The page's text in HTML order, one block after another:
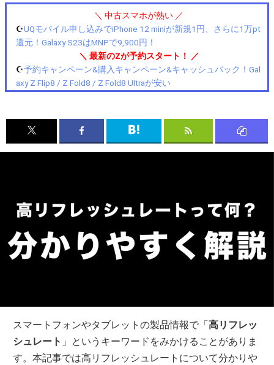
＼ 中古スマホが熱い ／
☪️UQモバイル申し込みでiPhone 12 miniが新規1円、さらに1万pt
還元！Galaxy S23はMNPで9,900円！
＼ 最新のZが予約スタート！ ／
☪️予約キャンペーン&購入キャンペーン&キャッシュバック！Gal
axy Z Flip8 / Z Fold8 / Z Fold8 Ultraが安い
スマートフォンやタブレットの製品情報で「高リフレッ
シュレート 」というキーワードをみかけることがありま
す。本記事では高リフレッシュレートについて分かりや